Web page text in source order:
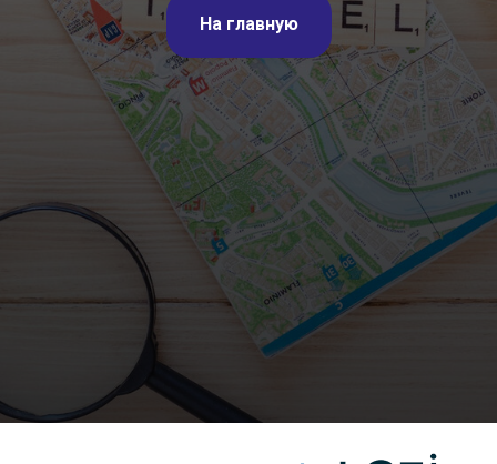
На главную